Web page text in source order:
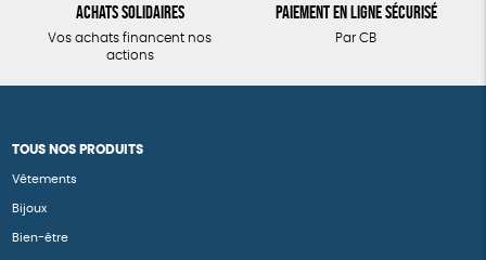
Achats solidaires
Vos achats financent nos
actions
Paiement en ligne sécurisé
Par CB
TOUS NOS PRODUITS
Vêtements
Bijoux
Bien-être